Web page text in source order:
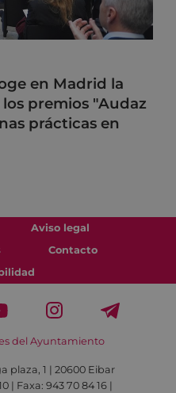
en Madrid la
premios "Audaz
prácticas en
Aviso legal
Contacto
del Ayuntamiento
plaza, 1 | 20600 Eibar
| Faxa: 943 70 84 16 |